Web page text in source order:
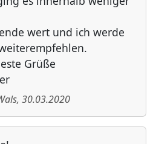
wert und ich werde
Grüße
, 30.03.2020